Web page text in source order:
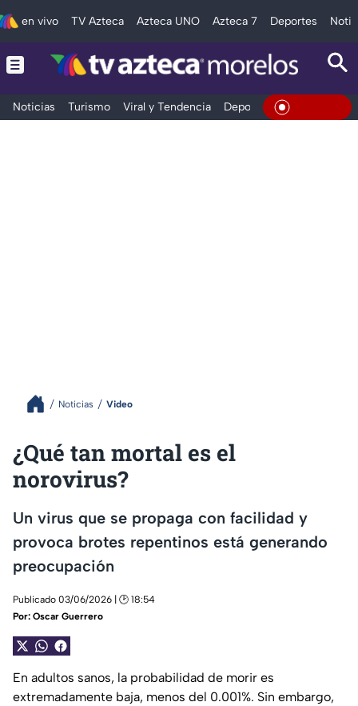
en vivo TV Azteca Azteca UNO Azteca 7 Deportes
Noticias Turismo Viral y Tendencia Deportes Espectáculos
En Vivo
Noticias Video
¿Qué tan mortal es el
norovirus?
Un virus que se propaga con facilidad y
provoca brotes repentinos está generando
preocupación
Publicado 03/06/2026 | 🕑 18:54
Por: Oscar Guerrero
En adultos sanos, la probabilidad de morir es
extremadamente baja, menos del 0.001%. Sin embargo,